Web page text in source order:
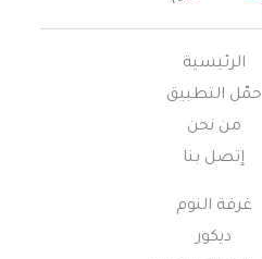
الرئيسية
حمّل التطبيق
من نحن
إتصل بنا
غرفة النوم
ديكور